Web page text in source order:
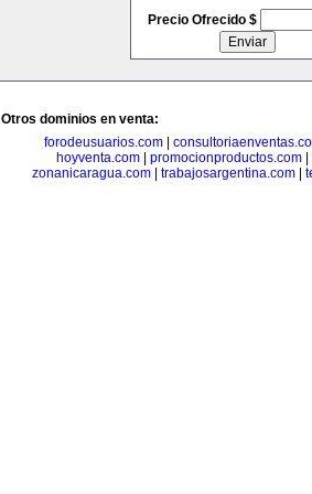
Precio Ofrecido $
Otros dominios en venta:
forodeusuarios.com
hoyventa.com| promocionproductos.com|
zonanicaragua.com
trabajosargentina.com